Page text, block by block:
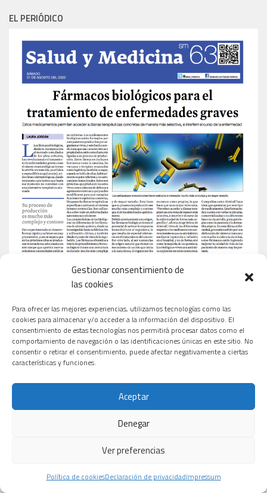
Gestionar consentimiento de
las cookies
Para ofrecer las mejores experiencias, utilizamos tecnologías como las
cookies para almacenar y/o acceder a la información del dispositivo. El
consentimiento de estas tecnologías nos permitirá procesar datos como el
comportamiento de navegación o las identificaciones únicas en este sitio. No
consentir o retirar el consentimiento, puede afectar negativamente a ciertas
características y funciones.
Aceptar
Denegar
Ver preferencias
Política de cookiesDeclaración de privacidadImpressum
EL PERIÓDICO